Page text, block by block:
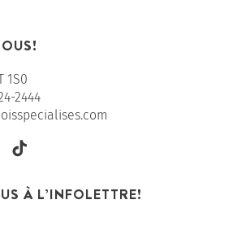
1S0
2444
À L’INFOLETTRE!